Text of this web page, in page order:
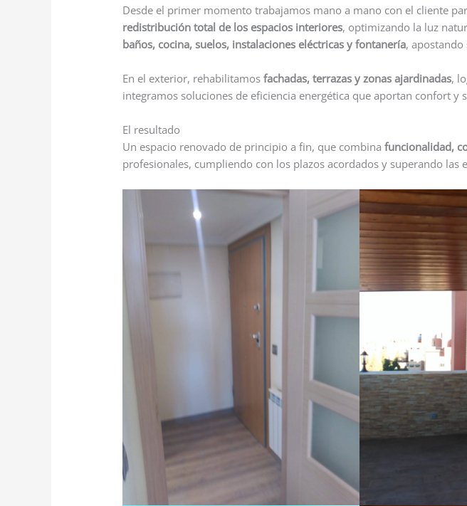
Desde el primer momento trabajamos mano a mano con el cliente
redistribución total de los espacios interiores, optimizando la luz
baños, cocina, suelos, instalaciones eléctricas y fontanería,
En el exterior, rehabilitamosfachadas, terrazas y zonas ajardinadas,
integramos soluciones de eficiencia energética que aportan confort y
El resultado
Un espacio renovado de principio a fin, que combinafuncionalidad,
profesionales, cumpliendo con los plazos acordados y superando las